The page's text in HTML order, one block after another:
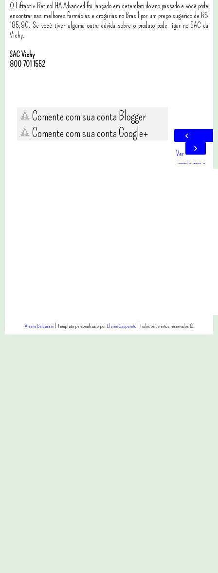
O Liftactiv Retinol HA Advanced foi lançado em setembro do ano passado e você pode
encontrar nas melhores farmácias e drogarias no Brasil por um preço sugerido de R$
185,90. Se você tiver alguma outra dúvida sobre o produto pode ligar no SAC da
Vichy.
SAC Vichy
800 701 1552
Comente com sua conta Blogger
Comente com sua conta Google+
‹
›
Ver
versão para a
Ariane Baldassin| Template personalizado porElaine Gaspareto| Todos os direitos reservados ©